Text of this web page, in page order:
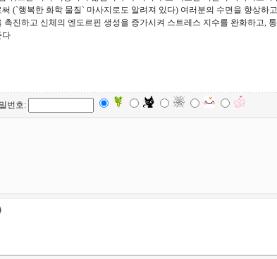
(`행복한 화학 물질` 마사지로도 알려져 있다) 여러분의 수면을 향상하
촉진하고 신체의 엔도르핀 생성을 증가시켜 스트레스 지수를 완화하고,
다
번호: